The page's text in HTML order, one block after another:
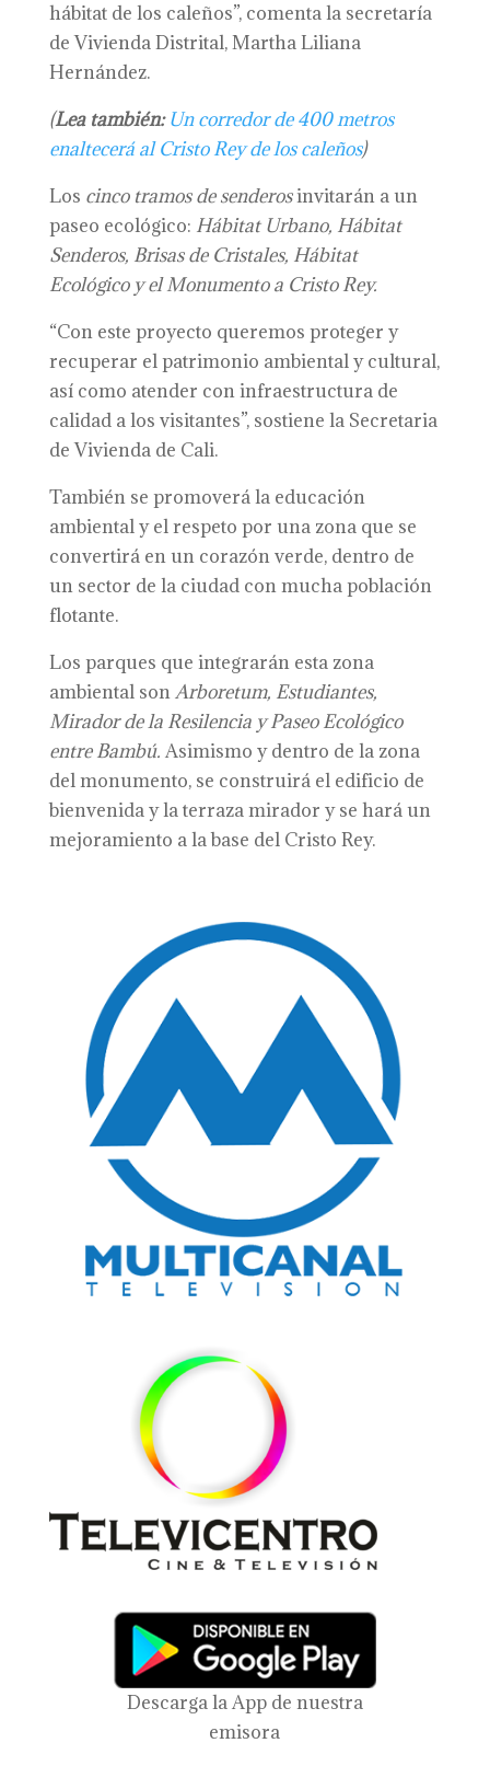
hábitat de los caleños”, comenta la secretaría
de Vivienda Distrital, Martha Liliana
Hernández.
(Lea también: Un corredor de 400 metros
enaltecerá al Cristo Rey de los caleños)
Los cinco tramos de senderosinvitarán a un
paseo ecológico: Hábitat Urbano, Hábitat
Senderos, Brisas de Cristales, Hábitat
Ecológico y el Monumento a Cristo Rey.
“Con este proyecto queremos proteger y
recuperar el patrimonio ambiental y cultural,
así como atender con infraestructura de
calidad a los visitantes”, sostiene la Secretaria
de Vivienda de Cali.
También se promoverá la educación
ambiental y el respeto por una zona que se
convertirá en un corazón verde, dentro de
un sector de la ciudad con mucha población
flotante.
Los parques que integrarán esta zona
ambiental sonArboretum, Estudiantes,
Mirador de la Resilencia y Paseo Ecológico
entre Bambú. Asimismo y dentro de la zona
del monumento, se construirá el edificio de
bienvenida y la terraza mirador y se hará un
mejoramiento a la base del Cristo Rey.
Descarga la App de nuestra
emisora